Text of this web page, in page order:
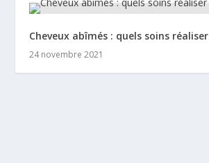
Cheveux abîmés : quels soins réaliser
24 novembre 2021